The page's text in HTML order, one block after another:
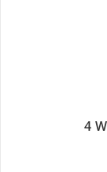
4